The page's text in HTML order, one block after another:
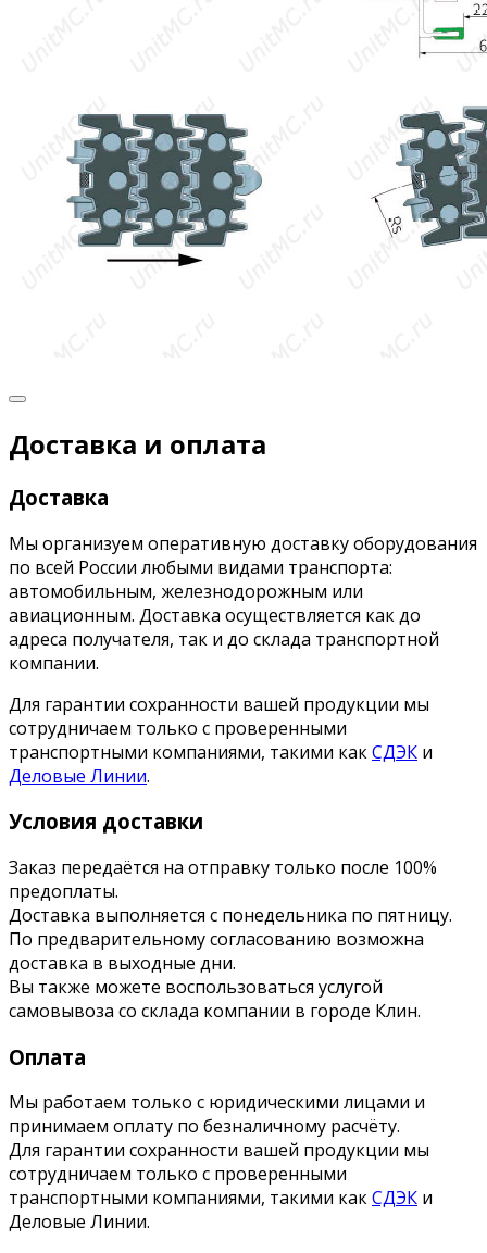
Доставка и оплата
Доставка
Мы организуем оперативную доставку оборудования
по всей России любыми видами транспорта:
автомобильным, железнодорожным или
авиационным. Доставка осуществляется как до
адреса получателя, так и до склада транспортной
компании.
Для гарантии сохранности вашей продукции мы
сотрудничаем только с проверенными
транспортными компаниями, такими какСДЭК и
Деловые Линии.
Условия доставки
Заказ передаётся на отправку только после 100%
предоплаты.
Доставка выполняется с понедельника по пятницу.
По предварительному согласованию возможна
доставка в выходные дни.
Вы также можете воспользоваться услугой
самовывоза со склада компании в городе Клин.
Оплата
Мы работаем только с юридическими лицами и
принимаем оплату по безналичному расчёту.
Для гарантии сохранности вашей продукции мы
сотрудничаем только с проверенными
транспортными компаниями, такими какСДЭК и
Деловые Линии.